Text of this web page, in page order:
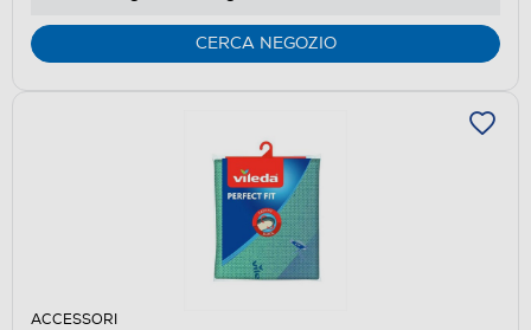
CERCA NEGOZIO
ACCESSORI